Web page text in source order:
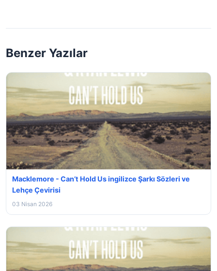
Benzer Yazılar
Macklemore - Can’t Hold Us ingilizce Şarkı Sözleri ve
Lehçe Çevirisi
03 Nisan 2026